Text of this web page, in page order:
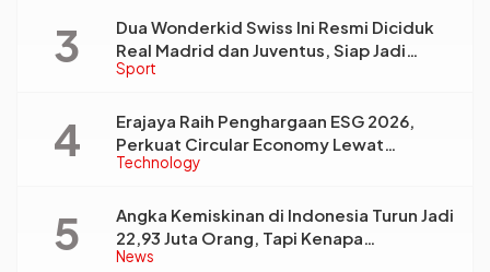
Sport
Dua Wonderkid Swiss Ini Resmi Diciduk
Real Madrid dan Juventus, Siap Jadi
Bintang Baru Eropa
Technology
Erajaya Raih Penghargaan ESG 2026,
Perkuat Circular Economy Lewat
Pengelolaan Limbah Berkelanjutan
News
Angka Kemiskinan di Indonesia Turun Jadi
22,93 Juta Orang, Tapi Kenapa
Ketimpangan Desa dan Kota Malah Makin